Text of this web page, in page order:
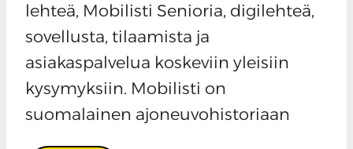
lehteä, Mobilisti Senioria, digilehteä,
sovellusta, tilaamista ja
asiakaspalvelua koskeviin yleisiin
kysymyksiin. Mobilisti on
suomalainen ajoneuvohistoriaan